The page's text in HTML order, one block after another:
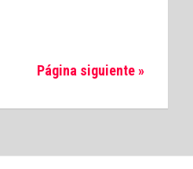
Página siguiente »